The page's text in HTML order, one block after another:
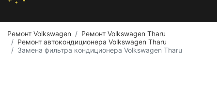
Ремонт Volkswagen
Ремонт Volkswagen Tharu
Ремонт автокондиционера Volkswagen Tharu
Замена фильтра кондиционера Volkswagen Tharu